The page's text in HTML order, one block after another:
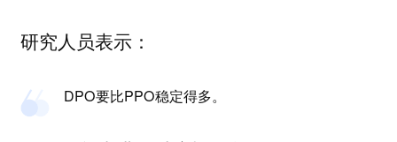
研究人员表示：
DPO要比PPO稳定得多。